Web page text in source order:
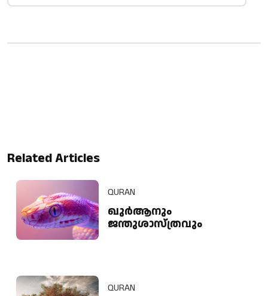
Related Articles
QURAN
ഖുർആനും
ജന്തുശാസ്ത്രവും
QURAN